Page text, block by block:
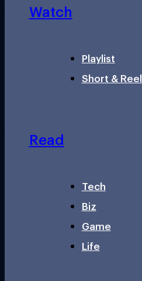
Watch
Playlist
Short &
Read
Tech
Biz
Game
Life